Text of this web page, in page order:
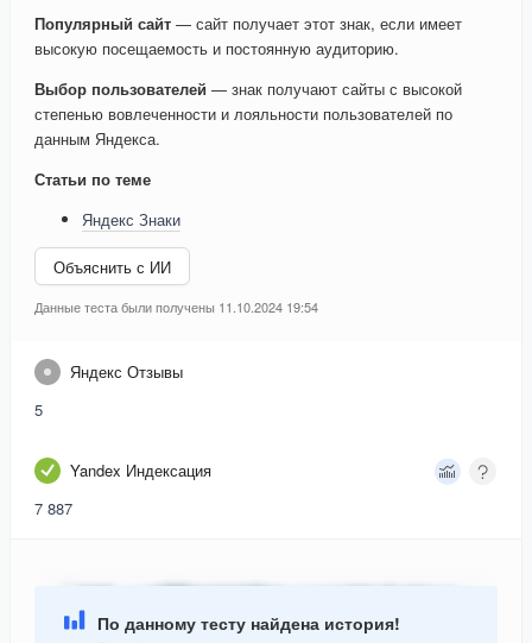
Популярный сайт — сайт получает этот знак, если имеет
высокую посещаемость и постоянную аудиторию.
Выбор пользователей — знак получают сайты с высокой
степенью вовлеченности и лояльности пользователей по
данным Яндекса.
Статьи по теме
Яндекс Знаки
Объяснить с ИИ
Данные теста были получены 11.10.2024 19:54
Яндекс Отзывы
5
Yandex Индексация
7 887
По данному тесту найдена история!